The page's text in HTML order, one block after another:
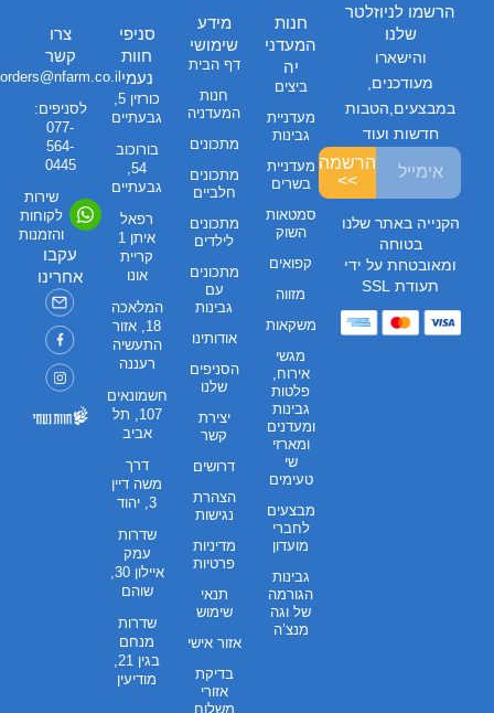
חנות
המעדני
יה
ביצים
מעדניית
גבינות
מעדניית
בשרים
סמטאות
השוק
קפואים
מזווה
משקאות
מגשי
אירוח,
פלטות
גבינות
ומעדנים
ומארזי
שי
טעימים
מבצעים
לחברי
מועדון
גבינות
הגורמה
של וגה
מנצ’ה
מידע
שימושי
דף הבית
חנות
המעדניה
מתכונים
מתכונים
חלביים
מתכונים
לילדים
מתכונים
עם
גבינות
אודותינו
הסניפים
שלנו
יצירת
קשר
דרושים
הצהרת
נגישות
מדיניות
פרטיות
תנאי
שימוש
אזור אישי
בדיקת
אזורי
משלוח
סניפי
חוות
נעמי
כורזין 5,
גבעתיים
בורוכוב
54,
גבעתיים
רפאל
איתן 1
קריית
אונו
המלאכה
18, אזור
התעשיה
רעננה
חשמונאים
107, תל
אביב
דרך
משה דיין
3, יהוד
שדרות
עמק
שוהם
שדרות
מנחם
מודיעין
צרו
קשר
orders@nfarm.co.il
לסניפים:
077-
564-
0445
שירות
לקוחות
והזמנות
עקבו
אחרינו
הרשמו לניוזלטר
שלנו
והישארו
מעודכנים,
במבצעים,הטבות
חדשות ועוד
הרשמה
>>
הקנייה באתר שלנו
בטוחה
ומאובטחת על ידי
תעודת SSL